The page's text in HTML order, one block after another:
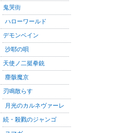
鬼哭街
ハローワールド
デモンベイン
沙耶の唄
天使ノ二挺拳銃
塵骸魔京
刃鳴散らす
月光のカルネヴァーレ
続・殺戮のジャンゴ